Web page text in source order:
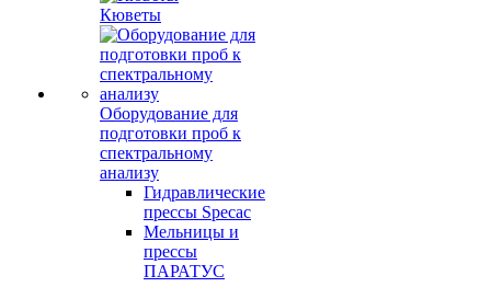
Кюветы
Оборудование для
подготовки проб к
спектральному
анализу
Гидравлические
прессы Specac
Мельницы и
прессы
ПАРАТУС